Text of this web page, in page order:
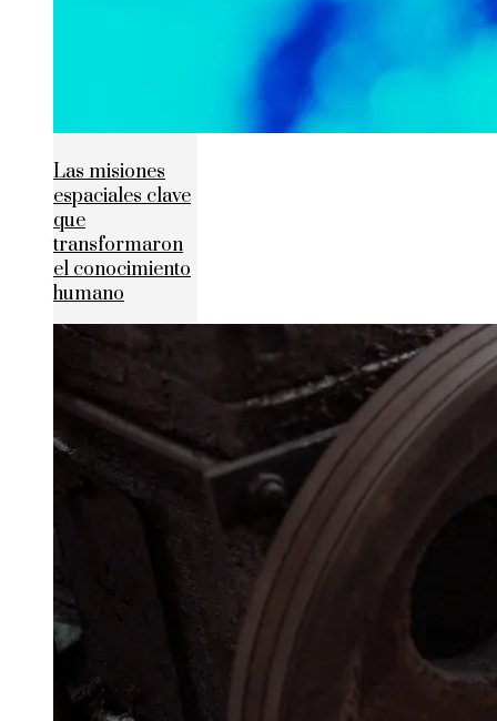
Las misiones
espaciales clave
que
transformaron
el conocimiento
humano